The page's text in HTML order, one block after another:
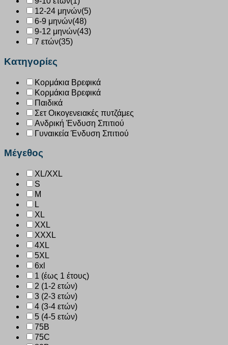
12-24 μηνών(5)
6-9 μηνών(48)
9-12 μηνών(43)
7 ετών(35)
Κατηγορίες
Κορμάκια Βρεφικά
Κορμάκια Βρεφικά
Παιδικά
Σετ Οικογενειακές πυτζάμες
Ανδρική Ένδυση Σπιτιού
Γυναικεία Ένδυση Σπιτιού
Μέγεθος
XL/XXL
S
M
L
XL
XXL
XXXL
4XL
5XL
6xl
1 (έως 1 έτους)
2 (1-2 ετών)
3 (2-3 ετών)
4 (3-4 ετών)
5 (4-5 ετών)
75B
75C